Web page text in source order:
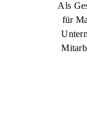
Als
für